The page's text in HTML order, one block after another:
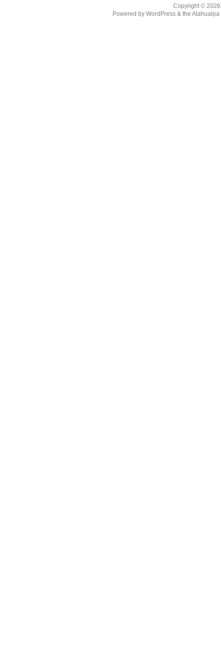
Copyright ©
Powered by WordPress& the Atahualpa